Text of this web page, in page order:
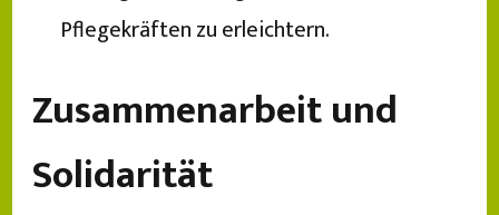
Pflegekräften zu erleichtern.
Zusammenarbeit und
Solidarität